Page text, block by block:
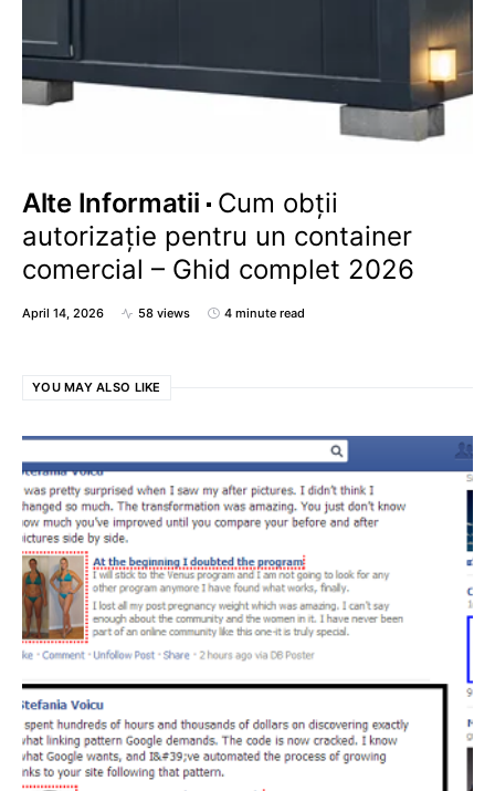
Alte Informatii
Cum obții
autorizație pentru un container
comercial – Ghid complet 2026
April 14, 2026 58 views 4 minute read
YOU MAY ALSO LIKE